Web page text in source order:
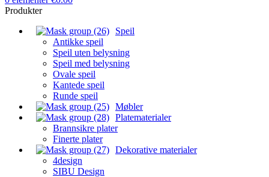
Produkter
Speil
Antikke speil
Speil uten belysning
Speil med belysning
Ovale speil
Kantede speil
Runde speil
Møbler
Platematerialer
Brannsikre plater
Finerte plater
Dekorative materialer
4design
SIBU Design